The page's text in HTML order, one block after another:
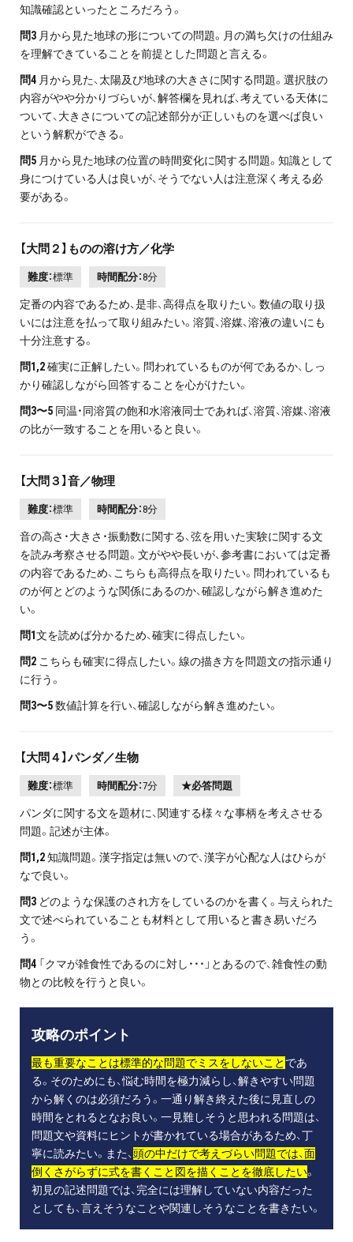
知識確認といったところだろう。
問3 月から見た地球の形についての問題。月の満ち欠けの仕組み
を理解できていることを前提とした問題と言える。
問4 月から見た、太陽及び地球の大きさに関する問題。選択肢の
内容がやや分かりづらいが、解答欄を見れば、考えている天体に
ついて、大きさについての記述部分が正しいものを選べば良い
という解釈ができる。
問5 月から見た地球の位置の時間変化に関する問題。知識として
身につけている人は良いが、そうでない人は注意深く考える必
要がある。
【大問２】ものの溶け方／化学
難度：標準 時間配分：8分
定番の内容であるため、是非、高得点を取りたい。数値の取り扱
いには注意を払って取り組みたい。溶質、溶媒、溶液の違いにも
十分注意する。
問1,2確実に正解したい。問われているものが何であるか、しっ
かり確認しながら回答することを心がけたい。
問3〜5 同温・同溶質の飽和水溶液同士であれば、溶質、溶媒、溶液
の比が一致することを用いると良い。
【大問３】音／物理
難度：標準 時間配分：8分
音の高さ・大きさ・振動数に関する、弦を用いた実験に関する文
を読み考察させる問題。文がやや長いが、参考書においては定番
の内容であるため、こちらも高得点を取りたい。問われているも
のが何とどのような関係にあるのか、確認しながら解き進めた
い。
問1文を読めば分かるため、確実に得点したい。
問2 こちらも確実に得点したい。線の描き方を問題文の指示通り
に行う。
問3〜5数値計算を行い、確認しながら解き進めたい。
【大問４】パンダ／生物
難度：標準 時間配分：7分 ★必答問題
パンダに関する文を題材に、関連する様々な事柄を考えさせる
問題。記述が主体。
問1,2知識問題。漢字指定は無いので、漢字が心配な人はひらが
なで良い。
問3 どのような保護のされ方をしているのかを書く。与えられた
文で述べられていることも材料として用いると書き易いだろ
う。
問4 「クマが雑食性であるのに対し・・・」とあるので、雑食性の動
物との比較を行うと良い。
攻略のポイント
最も重要なことは標準的な問題でミスをしないこと であ
る。そのためにも、悩む時間を極力減らし、解きやすい問題
から解くのは必須だろう。一通り解き終えた後に見直しの
時間をとれるとなお良い。一見難しそうと思われる問題は、
問題文や資料にヒントが書かれている場合があるため、丁
寧に読みたい。また、頭の中だけで考えづらい問題では、面
倒くさがらずに式を書くこと図を描くことを徹底したい。
初見の記述問題では、完全には理解していない内容だった
としても、言えそうなことや関連しそうなことを書きたい。